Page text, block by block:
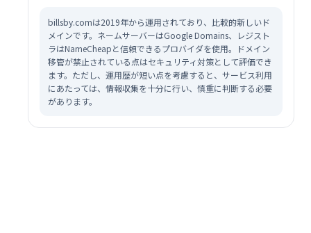
billsby.comは2019年から運用されており、比較的新しいド
メインです。ネームサーバーはGoogle Domains、レジスト
ラはNameCheapと信頼できるプロバイダを使用。ドメイン
移管が禁止されている点はセキュリティ対策として評価でき
ます。ただし、運用歴が短い点を考慮すると、サービス利用
にあたっては、情報収集を十分に行い、慎重に判断する必要
があります。